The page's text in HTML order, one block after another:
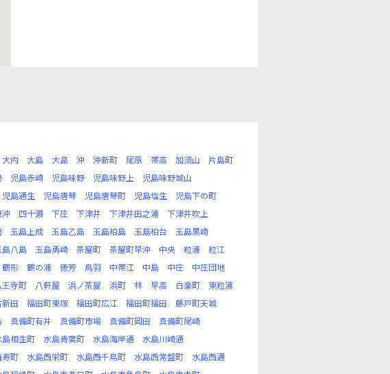
大内 大島 大畠 沖 沖新町 尾原 帯高 加須山
片島町
児島赤崎 児島味野 児島味野上
児島味野城山
児島通生 児島唐琴 児島唐琴町 児島塩生
児島下の町
沖 四十瀬 下庄 下津井 下津井田之浦
下津井吹上
玉島上成 玉島乙島 玉島柏島 玉島柏台
玉島黒崎
島八島 玉島勇崎 茶屋町 茶屋町早沖 中央 粒浦
粒江
鶴形 鶴の浦 徳芳 鳥羽 中帯江 中島 中庄
中庄団地
王寺町 八軒屋 浜ノ茶屋 浜町 林 早高 白楽町
東粒浦
田 福田町東塚 福田町広江 福田町福田
藤戸町天城
真備町有井 真備町市場 真備町岡田
真備町尾崎
島相生町 水島青葉町 水島海岸通
水島川崎通
寿町 水島西栄町 水島西千鳥町 水島西常盤町
水島西通